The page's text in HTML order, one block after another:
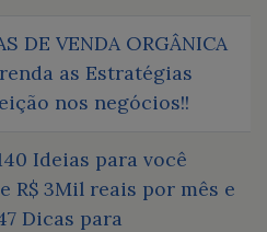
DE VENDA ORGÂNICA
as Estratégias
nos negócios!!
Ideias para você
R$ 3Mil reais por mês e
Dicas para